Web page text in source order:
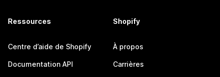
Ressources
Centre d’aide de Shopify
Documentation API
Shopify
À propos
Carrières